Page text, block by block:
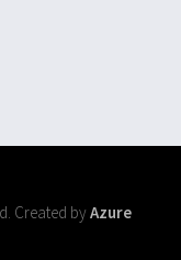
Created byAzure